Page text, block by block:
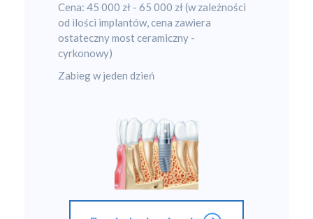
Cena: 45 000 zł - 65 000 zł (w zależności
od ilości implantów, cena zawiera
ostateczny most ceramiczny -
cyrkonowy)
Zabieg w jeden dzień